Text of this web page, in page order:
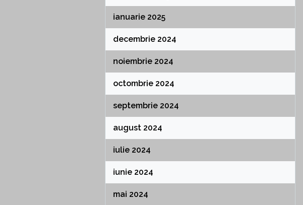
ianuarie 2025
decembrie 2024
noiembrie 2024
octombrie 2024
septembrie 2024
august 2024
iulie 2024
iunie 2024
mai 2024